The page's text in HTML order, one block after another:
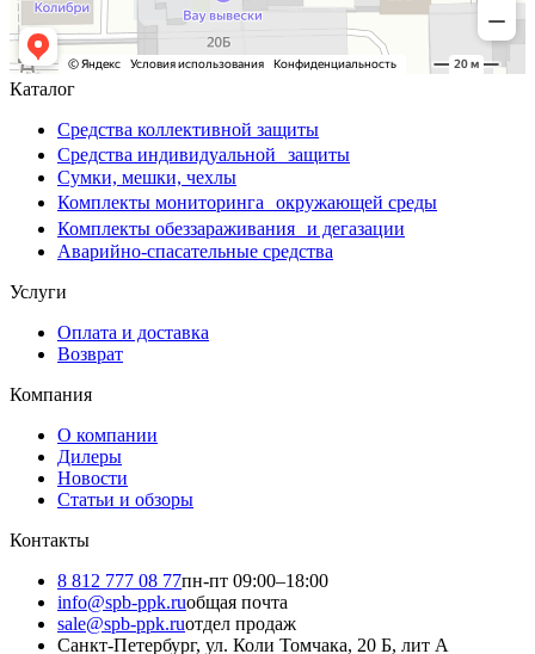
Каталог
Средства коллективной защиты
Средства индивидуальной защиты
Сумки, мешки, чехлы
Комплекты мониторинга окружающей среды
Комплекты обеззараживания и дегазации
Аварийно-спасательные средства
Услуги
Оплата и доставка
Возврат
Компания
О компании
Дилеры
Новости
Статьи и обзоры
Контакты
8 812 777 08 77пн-пт 09:00–18:00
info@spb-ppk.ruобщая почта
sale@spb-ppk.ruотдел продаж
Санкт-Петербург, ул. Коли Томчака, 20 Б, лит А